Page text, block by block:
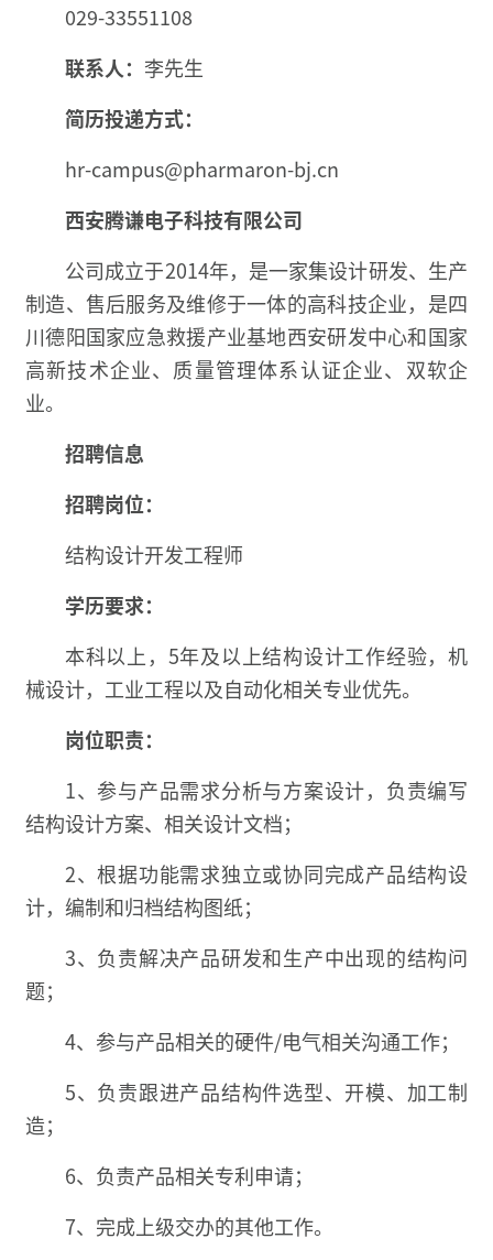
029-33551108
联系人： 李先生
简历投递方式：
hr-campus@pharmaron-bj.cn
西安腾谦电子科技有限公司
公司成立于2014年，是一家集设计研发、生产
制造、售后服务及维修于一体的高科技企业，是四
川德阳国家应急救援产业基地西安研发中心和国家
高新技术企业、质量管理体系认证企业、双软企
业。
招聘信息
招聘岗位：
结构设计开发工程师
学历要求：
本科以上，5年及以上结构设计工作经验，机
械设计，工业工程以及自动化相关专业优先。
岗位职责：
1、参与产品需求分析与方案设计，负责编写
结构设计方案、相关设计文档；
2、根据功能需求独立或协同完成产品结构设
计，编制和归档结构图纸；
3、负责解决产品研发和生产中出现的结构问
题；
4、参与产品相关的硬件/电气相关沟通工作；
5、负责跟进产品结构件选型、开模、加工制
造；
6、负责产品相关专利申请；
7、完成上级交办的其他工作。